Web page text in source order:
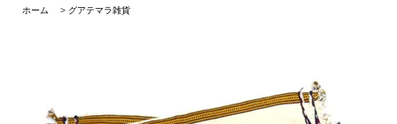
ホーム
> グアテマラ雑貨